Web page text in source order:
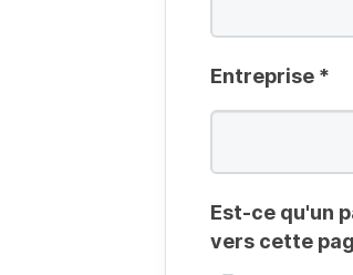
Entreprise *
Est-ce qu'un
vers cette